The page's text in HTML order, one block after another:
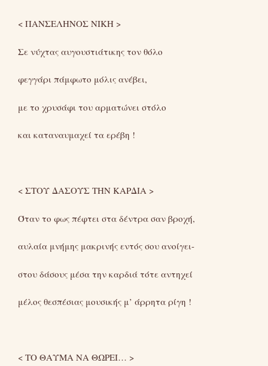
< ΠΑΝΣΕΛΗΝΟΣ ΝΙΚΗ >
Σε νύχτας αυγουστιάτικης τον θόλο
φεγγάρι πάμφωτο μόλις ανέβει,
με το χρυσάφι του αρματώνει στόλο
και καταναυμαχεί τα ερέβη !
< ΣΤΟΥ ΔΑΣΟΥΣ ΤΗΝ ΚΑΡΔΙΑ >
Όταν το φως πέφτει στα δέντρα σαν βροχή,
αυλαία μνήμης μακρινής εντός σου ανοίγει-
στου δάσους μέσα την καρδιά τότε αντηχεί
μέλος θεσπέσιας μουσικής μ’ άρρητα ρίγη !
< ΤΟ ΘΑΥΜΑ ΝΑ ΘΩΡΕΙ… >